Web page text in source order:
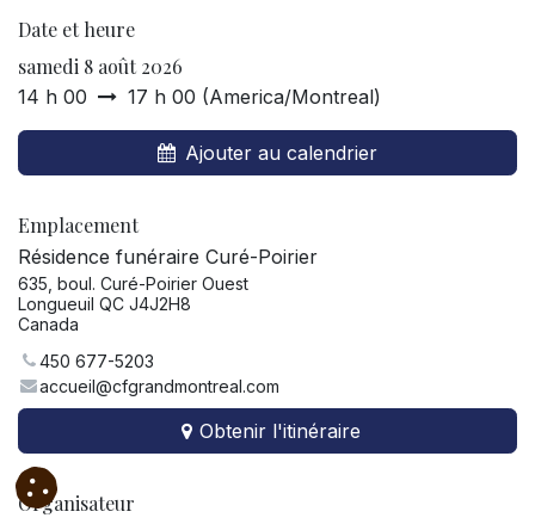
Date et heure
samedi 8 août 2026
14 h 00 17 h 00 (America/Montreal)
Ajouter au calendrier
Emplacement
Résidence funéraire Curé-Poirier
635, boul. Curé-Poirier Ouest
Longueuil QC J4J2H8
Canada
450 677-5203
accueil@cfgrandmontreal.com
Obtenir l'itinéraire
Organisateur